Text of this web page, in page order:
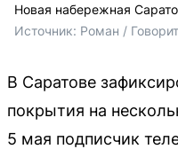
Новая набережная
Источник: Роман /
В Саратове
покрытия на
5 мая подписчик